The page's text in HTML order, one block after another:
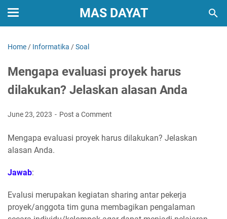
MAS DAYAT
Home / Informatika /Soal
Mengapa evaluasi proyek harus
dilakukan? Jelaskan alasan Anda
June 23, 2023 Post a Comment
Mengapa evaluasi proyek harus dilakukan? Jelaskan
alasan Anda.
Jawab:
Evalusi merupakan kegiatan sharing antar pekerja
proyek/anggota tim guna membagikan pengalaman